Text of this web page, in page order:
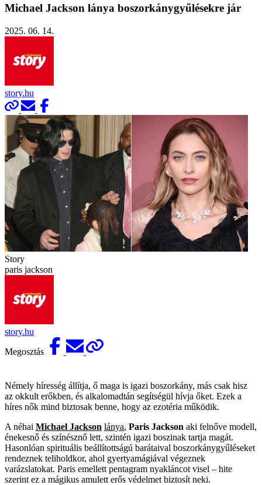
Michael Jackson lánya boszorkánygyűlésekre jár
2025. 06. 14.
story.hu
Story
paris jackson
story.hu
Megosztás
Némely híresség állítja, ő maga is igazi boszorkány, más csak hisz
az okkult erőkben, és alkalomadtán segítségül hívja őket. Ezek a
híres nők mind biztosak benne, hogy az ezotéria működik.
A néhai Michael Jackson lánya, Paris Jackson aki felnőve modell,
énekesnő és színésznő lett, szintén igazi boszinak tartja magát.
Hasonlóan spirituális beállítottságú barátaival boszorkánygyűléseket
rendeznek teliholdkor, ahol gyertyamágiával végeznek
varázslatokat. Paris emellett pentagram nyakláncot visel – hite
szerint ez a mágikus amulett erős védelmet biztosít neki.